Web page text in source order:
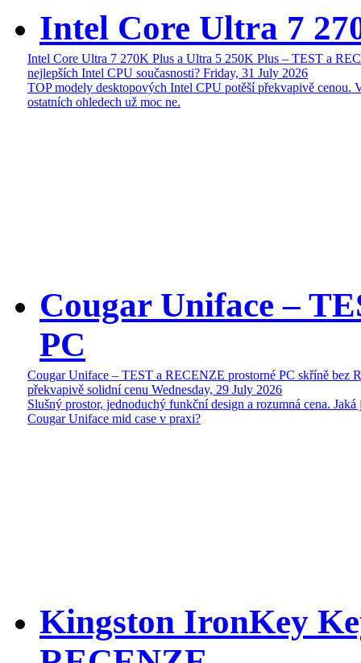
Intel Core Ultra 7
Intel Core Ultra 7 270K Plus a Ultra 5 250K Plus – TEST a
nejlepších Intel CPU současnosti? Friday, 31 July 2026
TOP modely desktopových Intel CPU potěší překvapivě cenou.
ostatních ohledech už moc ne.
Cougar Uniface –
PC
Cougar Uniface – TEST a RECENZE prostorné PC skříně bez
překvapivě solidní cenu Wednesday, 29 July 2026
Slušný prostor, jednoduchý funkční design a rozumná cena. Jaká
Cougar Uniface mid case v praxi?
Kingston IronKey